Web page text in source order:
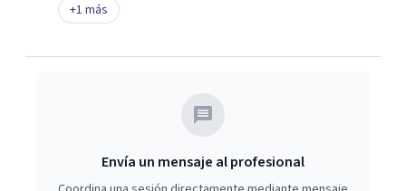
+1 más
Envía un mensaje al profesional